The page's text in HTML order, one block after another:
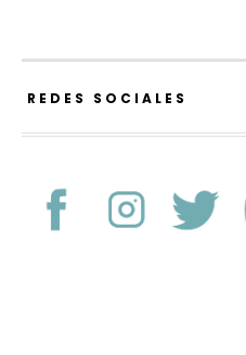
REDES SOCIALES